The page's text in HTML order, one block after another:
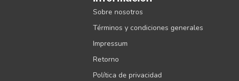
Sobre nosotros
Términos y condiciones generales
Impressum
Retorno
Política de privacidad